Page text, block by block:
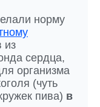
норму
из
сердца,
организма
(чуть
пива) в